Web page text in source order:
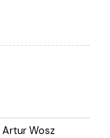
Artur Wosz